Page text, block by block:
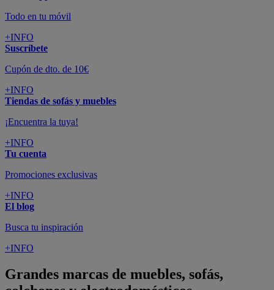
Todo en tu móvil
+INFO
Suscríbete
Cupón de dto. de 10€
+INFO
Tiendas de sofás y muebles
¡Encuentra la tuya!
+INFO
Tu cuenta
Promociones exclusivas
+INFO
El blog
Busca tu inspiración
+INFO
Grandes marcas de muebles, sofás,